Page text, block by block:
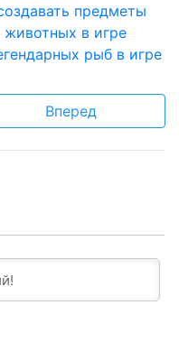
предметы
животных в игре
рыб в игре
Вперед